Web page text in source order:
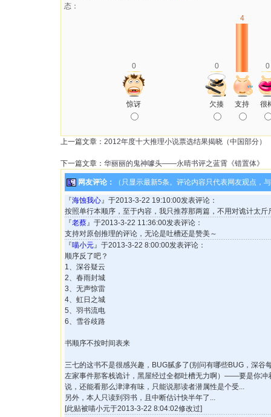
态：
0 0
4
0
惊讶 欠揍 支持 很
上一篇文章： 2012年度十大推理小说票选结果揭晓（中国部分）
下一篇文章： 华丽丽的鬼神噱头——永晴书评之蓝霄《错置体》
网友评论： （只显示最新5条。评论内容只代表网友观点，
『海蚀我心』于2013-3-22 19:10:00发表评论：
按照单行本顺序，至于内容，我只推荐那两篇，不用对诡计太
『老蔡』于2013-3-22 11:36:00发表评论：
支持对原创推理的评论，无论是吐槽还是赞美～
『喵小元』于2013-3-22 8:00:00发表评论：
顺序反了吧？
1、深谷疑云
2、春雨封城
3、无声惊雷
4、虹日之城
5、羽书流电
6、雪谷歧路
书顺序不按时间表来
三七的这书不是很感兴趣，BUG腻多了(别问有哪些BUG，深谷
左家事件那客栈诡计，黑屋经过全都吐槽无力啊）——要是你冲
说，还能看那么津津有味，只能说那读者潜属性是个受...
另外，本人只读到羽书，且中断估计快半年了...
[此贴被喵小元于2013-3-22 8:04:02修改过]